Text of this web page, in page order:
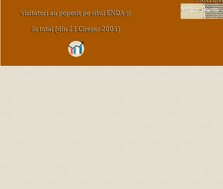
vizitatori au poposit pe situl ENDA şi
în total (din 23 Cireşar 2003)